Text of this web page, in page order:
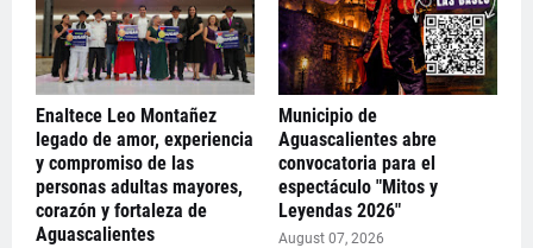
Enaltece Leo Montañez
legado de amor, experiencia
y compromiso de las
personas adultas mayores,
corazón y fortaleza de
Aguascalientes
Municipio de
Aguascalientes abre
convocatoria para el
espectáculo "Mitos y
Leyendas 2026"
August 07, 2026